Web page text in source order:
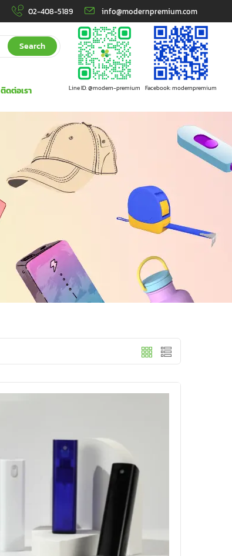
02-408-5189 info@modernpremium.com
Search
ติดต่อเรา Line ID: @modern-premium Facebook: modernpremium